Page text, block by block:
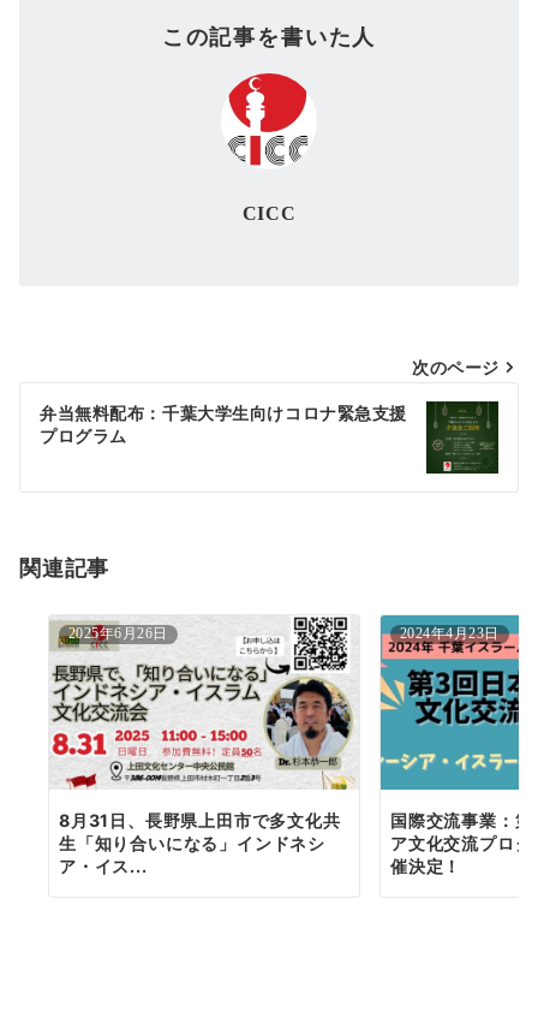
この記事を書いた人
CICC
稿
ナ
ビ
ー
次のページ
弁当無料配布：千葉大学生向けコロナ緊急支援
プログラム
関連記事
2025年6月26日
8月31日、長野県上田市で多文化共
生「知り合いになる」インドネシ
ア・イス...
2024年4月23日
国際交流事業：
ア文化交流プロ
催決定！